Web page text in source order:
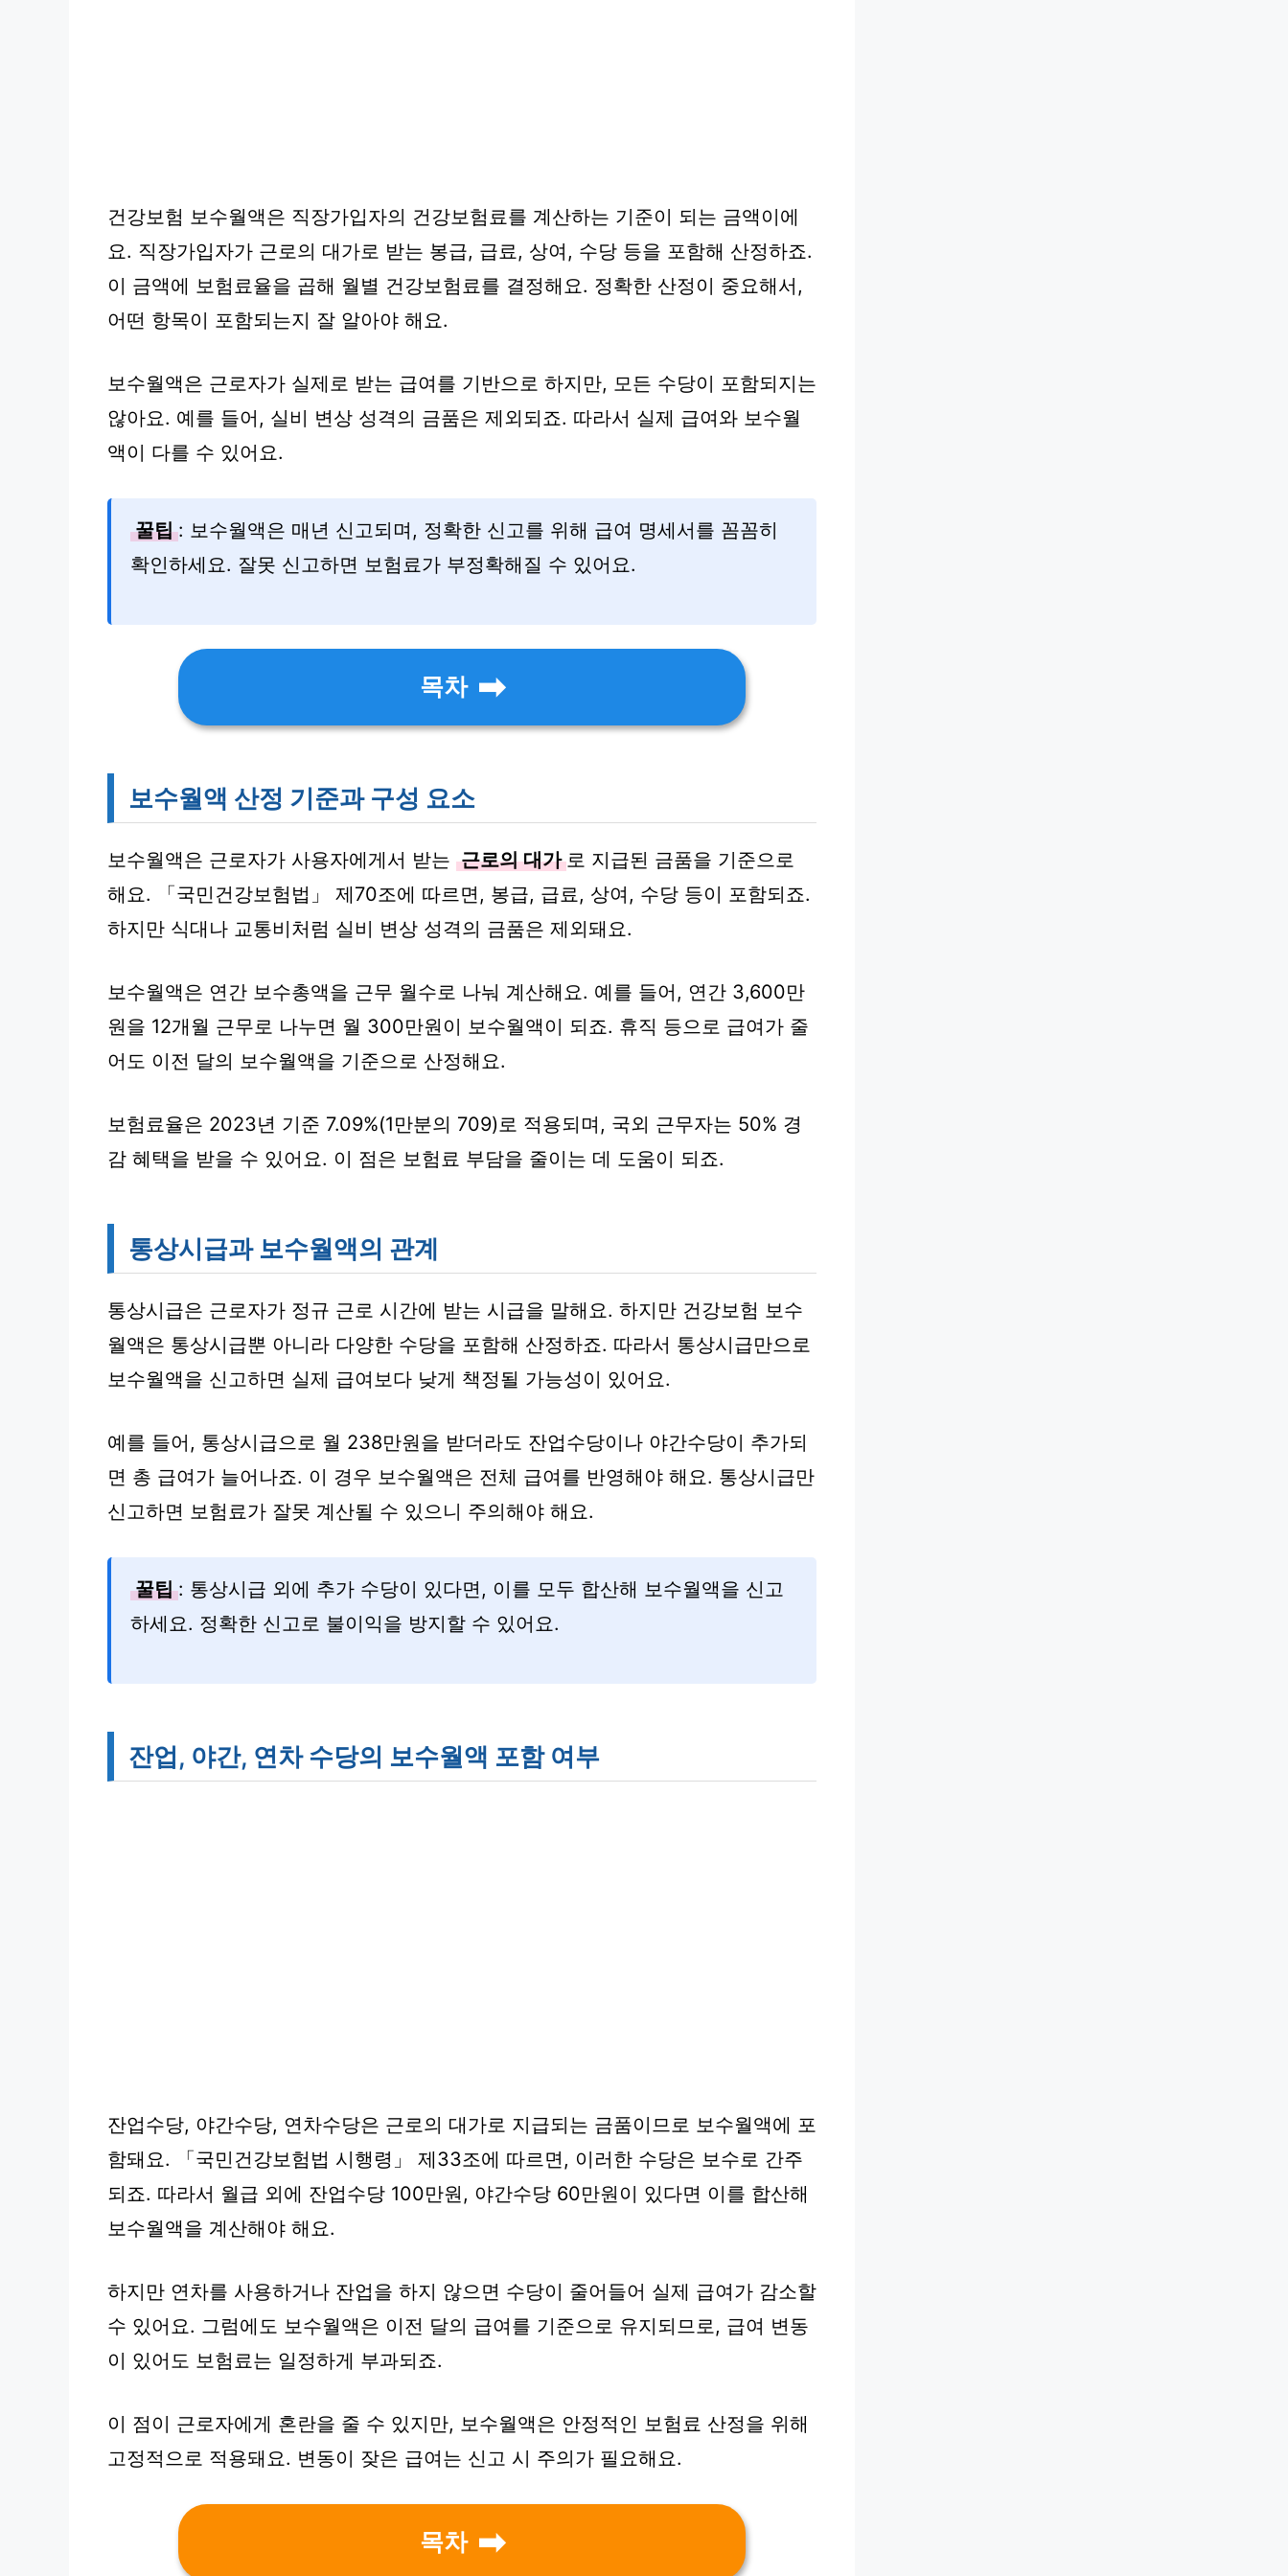
건강보험 보수월액은 직장가입자의 건강보험료를 계산하는 기준이 되는 금액이에
요. 직장가입자가 근로의 대가로 받는 봉급, 급료, 상여, 수당 등을 포함해 산정하죠.
이 금액에 보험료율을 곱해 월별 건강보험료를 결정해요. 정확한 산정이 중요해서,
어떤 항목이 포함되는지 잘 알아야 해요.
보수월액은 근로자가 실제로 받는 급여를 기반으로 하지만, 모든 수당이 포함되지는
않아요. 예를 들어, 실비 변상 성격의 금품은 제외되죠. 따라서 실제 급여와 보수월
액이 다를 수 있어요.
꿀팁 : 보수월액은 매년 신고되며, 정확한 신고를 위해 급여 명세서를 꼼꼼히
확인하세요. 잘못 신고하면 보험료가 부정확해질 수 있어요.
목차
보수월액 산정 기준과 구성 요소
보수월액은 근로자가 사용자에게서 받는 근로의 대가 로 지급된 금품을 기준으로
해요. 「국민건강보험법」 제70조에 따르면, 봉급, 급료, 상여, 수당 등이 포함되죠.
하지만 식대나 교통비처럼 실비 변상 성격의 금품은 제외돼요.
보수월액은 연간 보수총액을 근무 월수로 나눠 계산해요. 예를 들어, 연간 3,600만
원을 12개월 근무로 나누면 월 300만원이 보수월액이 되죠. 휴직 등으로 급여가 줄
어도 이전 달의 보수월액을 기준으로 산정해요.
보험료율은 2023년 기준 7.09%(1만분의 709)로 적용되며, 국외 근무자는 50% 경
감 혜택을 받을 수 있어요. 이 점은 보험료 부담을 줄이는 데 도움이 되죠.
통상시급과 보수월액의 관계
통상시급은 근로자가 정규 근로 시간에 받는 시급을 말해요. 하지만 건강보험 보수
월액은 통상시급뿐 아니라 다양한 수당을 포함해 산정하죠. 따라서 통상시급만으로
보수월액을 신고하면 실제 급여보다 낮게 책정될 가능성이 있어요.
예를 들어, 통상시급으로 월 238만원을 받더라도 잔업수당이나 야간수당이 추가되
면 총 급여가 늘어나죠. 이 경우 보수월액은 전체 급여를 반영해야 해요. 통상시급만
신고하면 보험료가 잘못 계산될 수 있으니 주의해야 해요.
꿀팁 : 통상시급 외에 추가 수당이 있다면, 이를 모두 합산해 보수월액을 신고
하세요. 정확한 신고로 불이익을 방지할 수 있어요.
잔업, 야간, 연차 수당의 보수월액 포함 여부
잔업수당, 야간수당, 연차수당은 근로의 대가로 지급되는 금품이므로 보수월액에 포
함돼요. 「국민건강보험법 시행령」 제33조에 따르면, 이러한 수당은 보수로 간주
되죠. 따라서 월급 외에 잔업수당 100만원, 야간수당 60만원이 있다면 이를 합산해
보수월액을 계산해야 해요.
하지만 연차를 사용하거나 잔업을 하지 않으면 수당이 줄어들어 실제 급여가 감소할
수 있어요. 그럼에도 보수월액은 이전 달의 급여를 기준으로 유지되므로, 급여 변동
이 있어도 보험료는 일정하게 부과되죠.
이 점이 근로자에게 혼란을 줄 수 있지만, 보수월액은 안정적인 보험료 산정을 위해
고정적으로 적용돼요. 변동이 잦은 급여는 신고 시 주의가 필요해요.
목차